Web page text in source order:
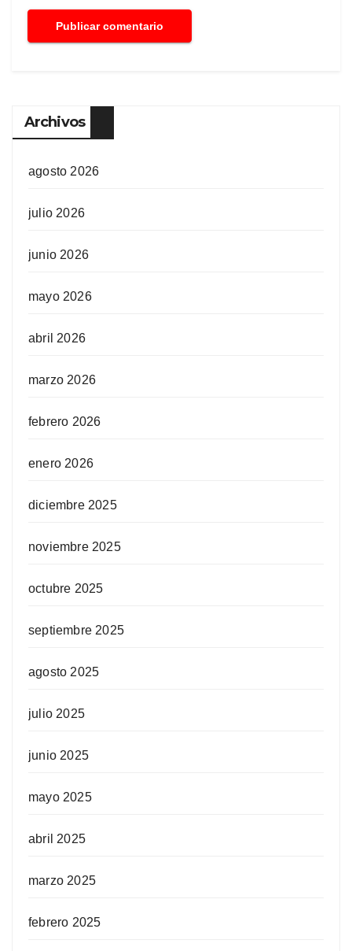
Archivos
agosto 2026
julio 2026
junio 2026
mayo 2026
abril 2026
marzo 2026
febrero 2026
enero 2026
diciembre 2025
noviembre 2025
octubre 2025
septiembre 2025
agosto 2025
julio 2025
junio 2025
mayo 2025
abril 2025
marzo 2025
febrero 2025